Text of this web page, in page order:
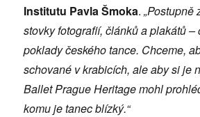
Institutu Pavla Šmoka.„Postupně
stovky fotografií, článků a plakátů –
poklady českého tance. Chceme,
schované v krabicích, ale aby si je
Ballet Prague Heritage mohl
komu je tanec blízký.“